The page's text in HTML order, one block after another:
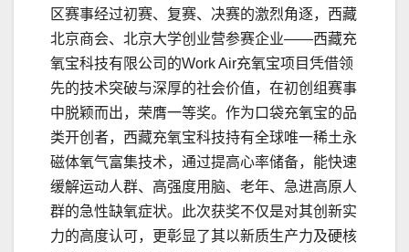
区赛事经过初赛、复赛、决赛的激烈角逐，西藏
北京商会、北京大学创业营参赛企业——西藏充
氧宝科技有限公司的Work Air充氧宝项目凭借领
先的技术突破与深厚的社会价值，在初创组赛事
中脱颖而出，荣膺一等奖。作为口袋充氧宝的品
类开创者，西藏充氧宝科技持有全球唯一稀土永
磁体氧气富集技术，通过提高心率储备，能快速
缓解运动人群、高强度用脑、老年、急进高原人
群的急性缺氧症状。此次获奖不仅是对其创新实
力的高度认可，更彰显了其以新质生产力及硬核